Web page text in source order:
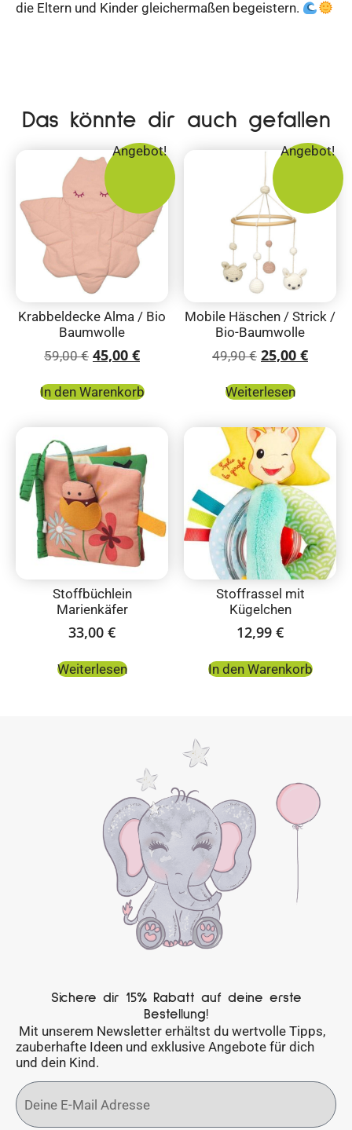
die Eltern und Kinder gleichermaßen begeistern.
Das könnte dir auch gefallen
Angebot!
Krabbeldecke Alma / Bio
Baumwolle
59,00€ 45,00 €
In den Warenkorb
Angebot!
Mobile Häschen / Strick /
Bio-Baumwolle
49,90€ 25,00 €
Weiterlesen
Stoffbüchlein
Marienkäfer
33,00 €
Weiterlesen
Stoffrassel mit
Kügelchen
12,99 €
In den Warenkorb
Sichere dir 15% Rabatt auf deine erste
Bestellung!
Mit unserem Newsletter erhältst du wertvolle Tipps,
zauberhafte Ideen und exklusive Angebote für dich
und dein Kind.